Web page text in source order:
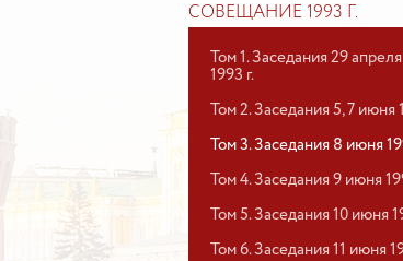
СОВЕЩАНИЕ 1993 Г.
Том 1. Заседания 29
1993 г.
Том 2. Заседания 5, 7 июня
Том 3. Заседания 8 июня
Том 4. Заседания 9 июня
Том 5. Заседания 10 июня
Том 6. Заседания 11 июня